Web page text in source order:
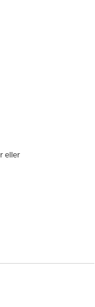
eller